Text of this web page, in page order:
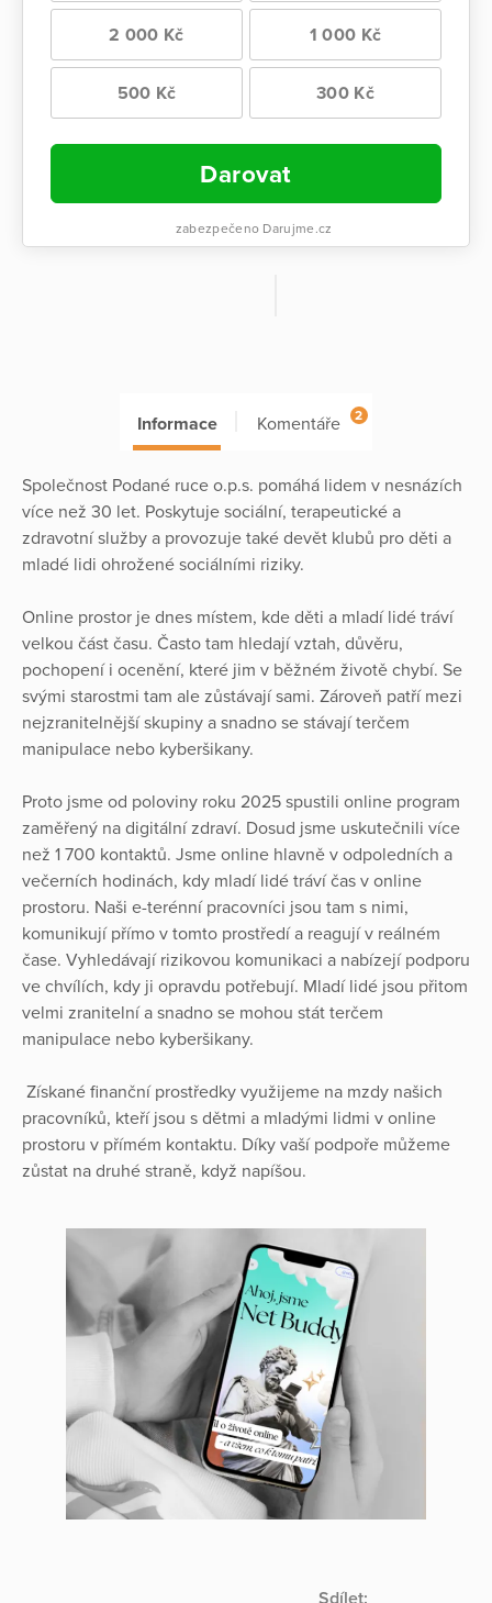
2 000 Kč 1 000 Kč
500 Kč 300 Kč
Darovat
zabezpečeno Darujme.cz
Informace Komentáře 2
Společnost Podané ruce o.p.s. pomáhá lidem v nesnázích
více než 30 let. Poskytuje sociální, terapeutické a
zdravotní služby a provozuje také devět klubů pro děti a
mladé lidi ohrožené sociálními riziky.
Online prostor je dnes místem, kde děti a mladí lidé tráví
velkou část času. Často tam hledají vztah, důvěru,
pochopení i ocenění, které jim v běžném životě chybí. Se
svými starostmi tam ale zůstávají sami. Zároveň patří mezi
nejzranitelnější skupiny a snadno se stávají terčem
manipulace nebo kyberšikany.
Proto jsme od poloviny roku 2025 spustili online program
zaměřený na digitální zdraví. Dosud jsme uskutečnili více
než 1 700 kontaktů. Jsme online hlavně v odpoledních a
večerních hodinách, kdy mladí lidé tráví čas v online
prostoru. Naši e-terénní pracovníci jsou tam s nimi,
komunikují přímo v tomto prostředí a reagují v reálném
čase. Vyhledávají rizikovou komunikaci a nabízejí podporu
ve chvílích, kdy ji opravdu potřebují. Mladí lidé jsou přitom
velmi zranitelní a snadno se mohou stát terčem
manipulace nebo kyberšikany.
Získané finanční prostředky využijeme na mzdy našich
pracovníků, kteří jsou s dětmi a mladými lidmi v online
prostoru v přímém kontaktu. Díky vaší podpoře můžeme
zůstat na druhé straně, když napíšou.
Sdílet: